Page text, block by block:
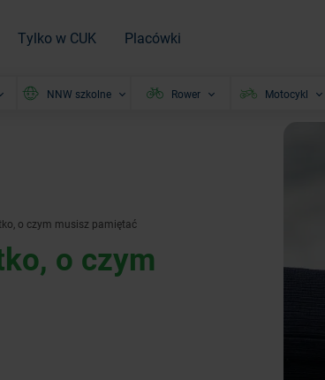
Tylko w CUK Placówki
NNW szkolne Rower Motocykl
o czym musisz pamiętać
o czym